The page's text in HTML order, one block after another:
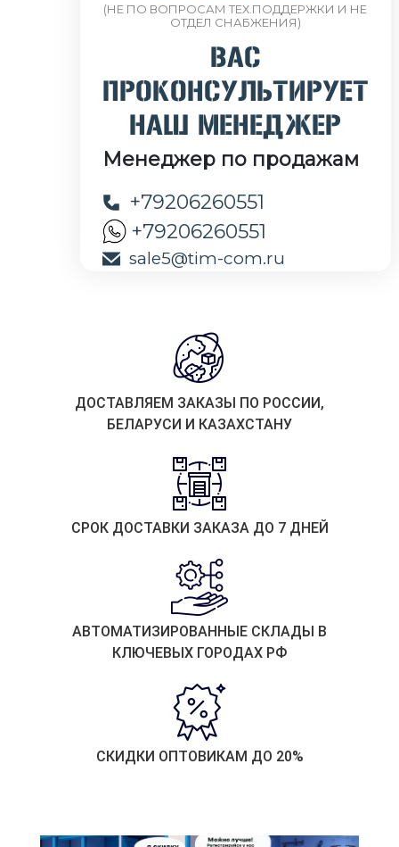
(НЕ ПО ВОПРОСАМ ТЕХ.ПОДДЕРЖКИ И НЕ
ОТДЕЛ СНАБЖЕНИЯ)
ВАС
ПРОКОНСУЛЬТИРУЕТ
НАШ МЕНЕДЖЕР
Менеджер по продажам
+79206260551
+79206260551
sale5@tim-com.ru
ДОСТАВЛЯЕМ ЗАКАЗЫ ПО РОССИИ,
БЕЛАРУСИ И КАЗАХСТАНУ
СРОК ДОСТАВКИ ЗАКАЗА ДО 7 ДНЕЙ
АВТОМАТИЗИРОВАННЫЕ СКЛАДЫ В
КЛЮЧЕВЫХ ГОРОДАХ РФ
СКИДКИ ОПТОВИКАМ ДО 20%